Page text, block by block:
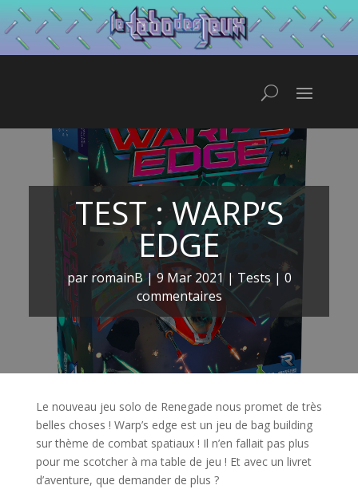
TEST : WARP’S
EDGE
par romainB|9 Mar 2021| Tests| 0
commentaires
Le nouveau jeu solo de Renegade nous promet de très
belles choses ! Warp’s edge est un jeu de bag building
sur thème de combat spatiaux ! Il n’en fallait pas plus
pour me scotcher à ma table de jeu ! Et avec un livret
d’aventure, que demander de plus ?